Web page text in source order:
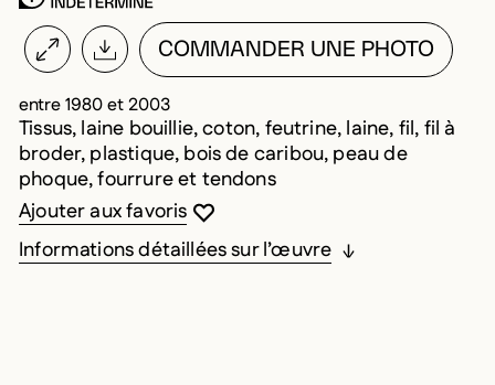
COMMANDER UNE PHOTO
entre 1980 et 2003
Tissus, laine bouillie, coton, feutrine, laine, fil, fil à
broder, plastique, bois de caribou, peau de
phoque, fourrure et tendons
Vous devez être connecté pour ajouter
Fermer la modale
Ouvrir la modale
Ajouter aux favoris
Informations détaillées sur l’œuvre